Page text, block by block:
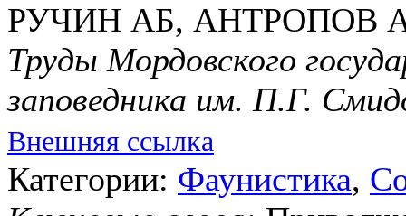
РУЧИН АБ, АНТРОПОВ
Труды Мордовского
заповедника им. П.Г.
Внешняя ссылка
Категории: Фаунистика,